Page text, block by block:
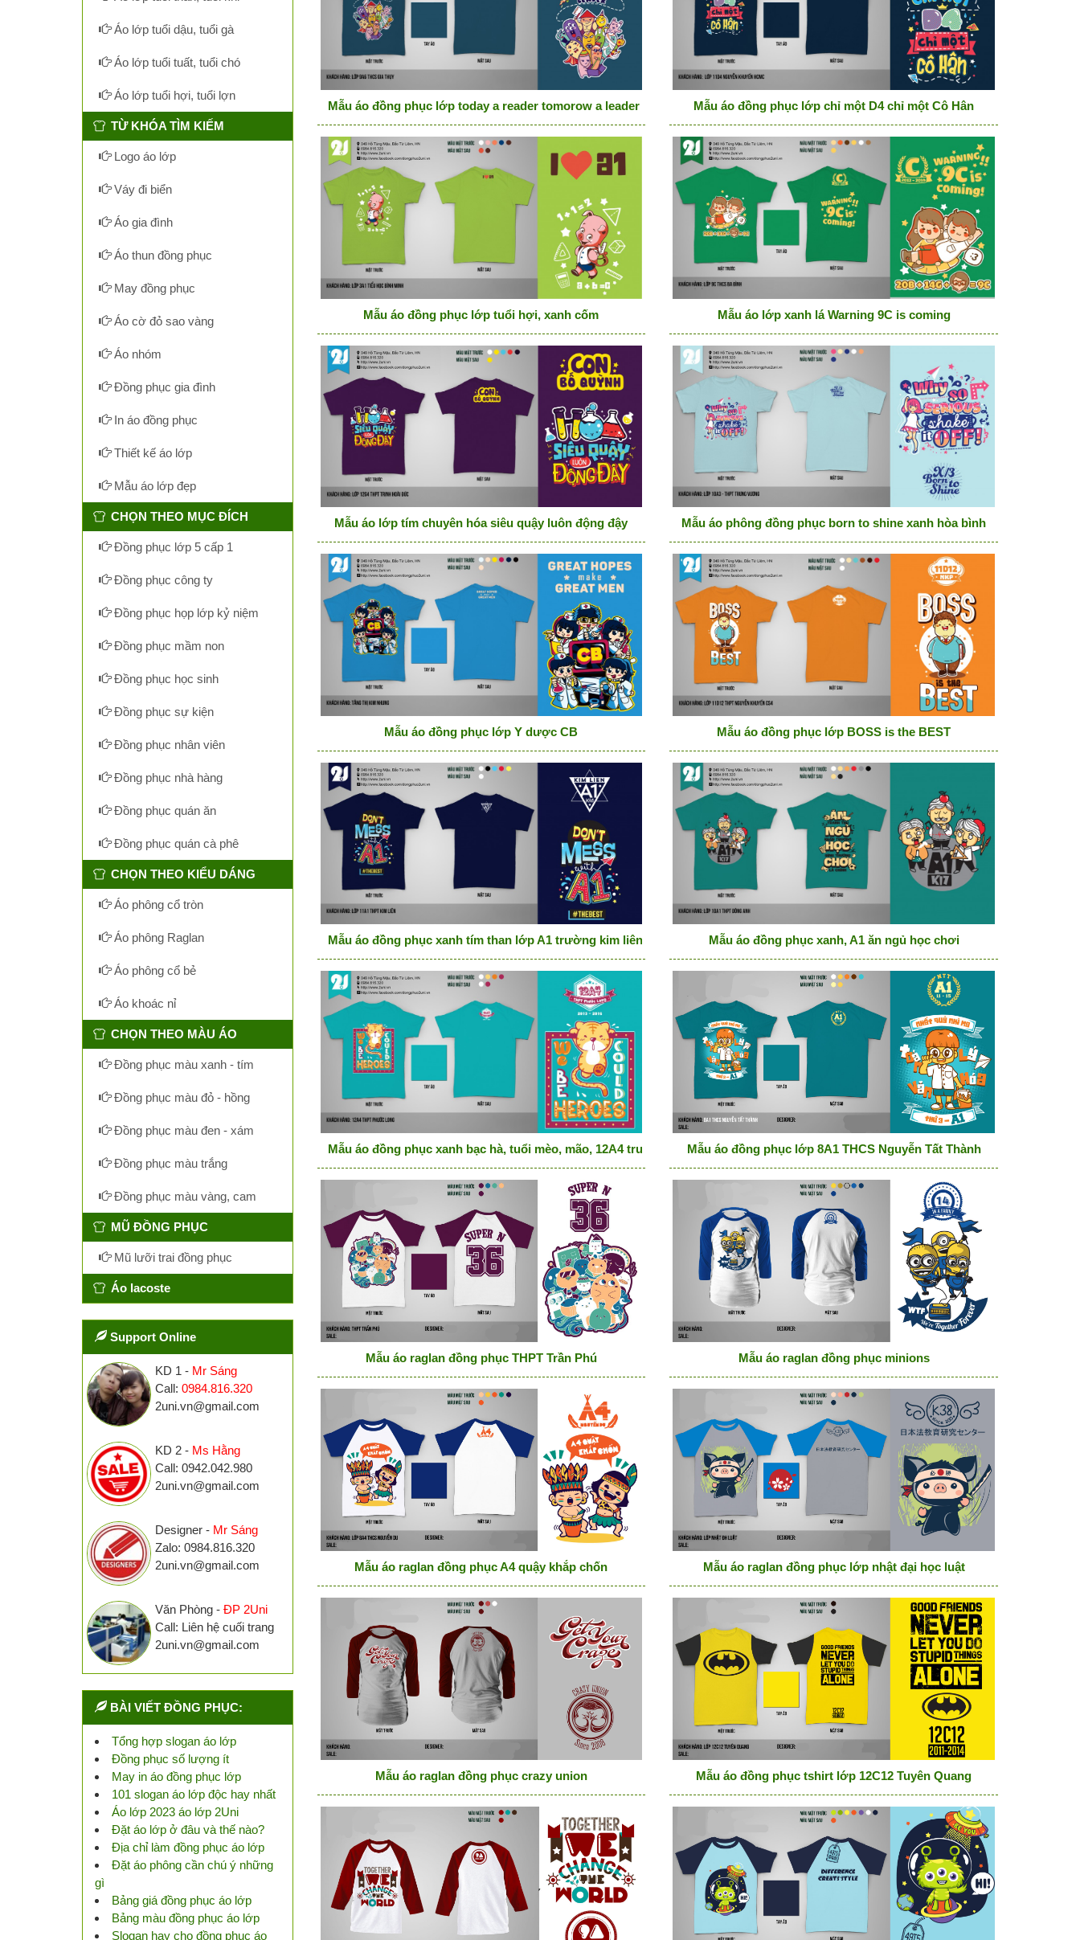
Mẫu áo đồng phục lớp today a reader tomorow a leader Mẫu áo đồng phục lớp chỉ một D4 chỉ một Cô Hân
Mẫu áo đồng phục lớp tuổi hợi, xanh cốm Mẫu áo lớp xanh lá Warning 9C is coming
Mẫu áo lớp tím chuyên hóa siêu quậy luôn động đậy Mẫu áo phông đồng phục born to shine xanh hòa bình
Mẫu áo đồng phục lớp Y dược CB Mẫu áo đồng phục lớp BOSS is the BEST
Mẫu áo đồng phục xanh tím than lớp A1 trường kim liên Mẫu áo đồng phục xanh, A1 ăn ngủ học chơi
Mẫu áo đồng phục xanh bạc hà, tuổi mèo, mão, 12A4 trường Phước LongMẫu áo đồng phục lớp 8A1 THCS Nguyễn Tất Thành
Mẫu áo raglan đồng phục THPT Trần Phú Mẫu áo raglan đồng phục minions
Mẫu áo raglan đồng phục A4 quậy khắp chốn Mẫu áo raglan đồng phục lớp nhật đại học luật
Mẫu áo raglan đồng phục crazy union Mẫu áo đồng phục tshirt lớp 12C12 Tuyên Quang
Áo lớp tuổi dậu, tuổi gà
Áo lớp tuổi tuất, tuổi chó
Áo lớp tuổi hợi, tuổi lợn
TỪ KHÓA TÌM KIẾM
Logo áo lớp
Váy đi biển
Áo gia đình
Áo thun đồng phục
May đồng phục
Áo cờ đỏ sao vàng
Áo nhóm
Đồng phục gia đình
In áo đồng phục
Thiết kế áo lớp
Mẫu áo lớp đẹp
CHỌN THEO MỤC ĐÍCH
Đồng phục lớp 5 cấp 1
Đồng phục công ty
Đồng phục họp lớp kỷ niệm
Đồng phục mầm non
Đồng phục học sinh
Đồng phục sự kiện
Đồng phục nhân viên
Đồng phục nhà hàng
Đồng phục quán ăn
Đồng phục quán cà phê
CHỌN THEO KIỂU DÁNG
Áo phông cổ tròn
Áo phông Raglan
Áo phông cổ bẻ
Áo khoác nỉ
CHỌN THEO MÀU ÁO
Đồng phục màu xanh - tím
Đồng phục màu đỏ - hồng
Đồng phục màu đen - xám
Đồng phục màu trắng
Đồng phục màu vàng, cam
MŨ ĐỒNG PHỤC
Mũ lưỡi trai đồng phục
Áo lacoste
Support Online
KD 1 - Mr Sáng
Call: 0984.816.320
2uni.vn@gmail.com
KD 2 - Ms Hằng
Call: 0942.042.980
2uni.vn@gmail.com
Designer - Mr Sáng
Zalo: 0984.816.320
2uni.vn@gmail.com
Văn Phòng - ĐP 2Uni
Call: Liên hệ cuối trang
2uni.vn@gmail.com
BÀI VIẾT ĐỒNG PHỤC:
Tổng hợp slogan áo lớp
Đồng phục số lượng ít
May in áo đồng phục lớp
101 slogan áo lớp độc hay nhất
Áo lớp 2023 áo lớp 2Uni
Đặt áo lớp ở đâu và thế nào?
Địa chỉ làm đồng phục áo lớp
Đặt áo phông cần chú ý những
gì
Bảng giá đồng phục áo lớp
Bảng màu đồng phục áo lớp
Slogan hay cho đồng phục áo